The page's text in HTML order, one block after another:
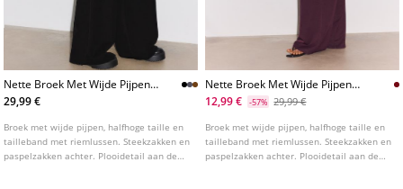
Nette Broek Met Wijde Pijpen
En Plooien
29,99 €
Broek met wijde pijpen, halfhoge taille en
tailleband met riemlussen. Steekzakken en
paspelzakken achter. Plooidetail aan de
Nette Broek Met Wijde Pijpen
En Plooien
12,99 € -57% 29,99 €
Broek met wijde pijpen, halfhoge taille en
tailleband met riemlussen. Steekzakken en
paspelzakken achter. Plooidetail aan de